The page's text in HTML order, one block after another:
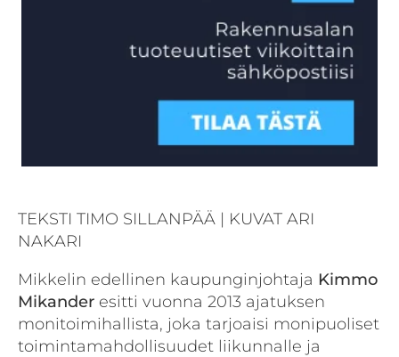
TEKSTI TIMO SILLANPÄÄ | KUVAT ARI
NAKARI
Mikkelin edellinen kaupunginjohtaja Kimmo
Mikander esitti vuonna 2013 ajatuksen
monitoimihallista, joka tarjoaisi monipuoliset
toimintamahdollisuudet liikunnalle ja